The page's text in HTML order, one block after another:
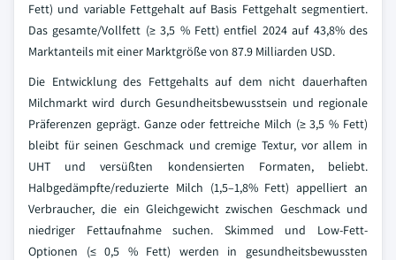
Fett) und variable Fettgehalt auf Basis Fettgehalt segmentiert.
Das gesamte/Vollfett (≥ 3,5 % Fett) entfiel 2024 auf 43,8% des
Marktanteils mit einer Marktgröße von 87.9 Milliarden USD.
Die Entwicklung des Fettgehalts auf dem nicht dauerhaften
Milchmarkt wird durch Gesundheitsbewusstsein und regionale
Präferenzen geprägt. Ganze oder fettreiche Milch (≥ 3,5 % Fett)
bleibt für seinen Geschmack und cremige Textur, vor allem in
UHT und versüßten kondensierten Formaten, beliebt.
Halbgedämpfte/reduzierte Milch (1,5–1,8% Fett) appelliert an
Verbraucher, die ein Gleichgewicht zwischen Geschmack und
niedriger Fettaufnahme suchen. Skimmed und Low-Fett-
Optionen (≤ 0,5 % Fett) werden in gesundheitsbewussten